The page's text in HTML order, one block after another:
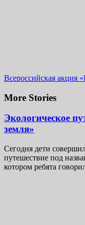
Всероссийская акция
More Stories
Экологическое
земля»
Сегодня дети
путешествие под
котором ребята